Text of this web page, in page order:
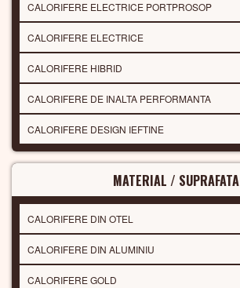
CALORIFERE ELECTRICE PORTPROSOP
CALORIFERE ELECTRICE
CALORIFERE HIBRID
CALORIFERE DE INALTA PERFORMANTA
CALORIFERE DESIGN IEFTINE
MATERIAL / SUPRAFATA
CALORIFERE DIN OTEL
CALORIFERE DIN ALUMINIU
CALORIFERE GOLD